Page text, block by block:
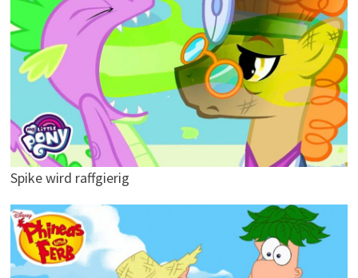
Spike wird raffgierig